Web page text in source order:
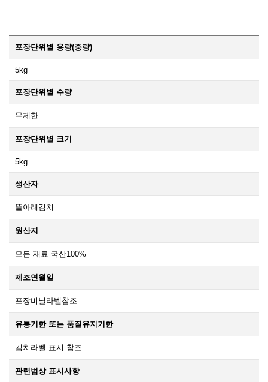
포장단위별 용량(중량)
5kg
포장단위별 수량
무제한
포장단위별 크기
5kg
생산자
뜰아래김치
원산지
모든 재료 국산100%
제조연월일
포장비닐라벨참조
유통기한 또는 품질유지기한
김치라벨 표시 참조
관련법상 표시사항